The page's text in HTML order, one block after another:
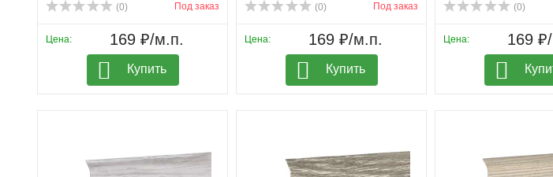
(0) Под заказ
Цена: 169 ₽/м.п.
Купить
(0) Под заказ
Цена: 169 ₽/м.п.
Купить
(0)
Цена: 169